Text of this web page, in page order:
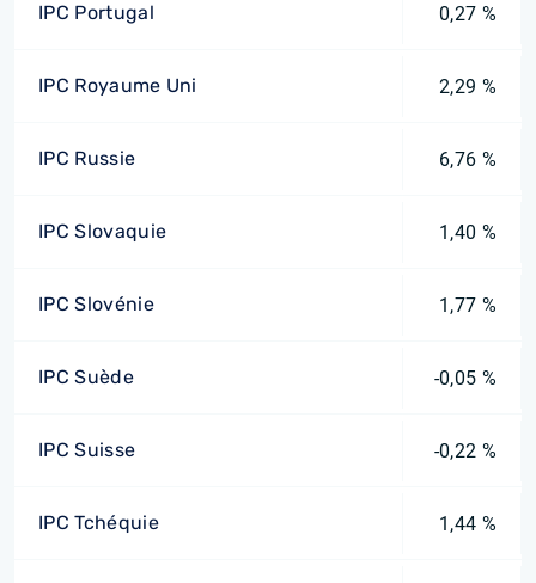
IPC Portugal 0,27 %
IPC Royaume Uni 2,29 %
IPC Russie 6,76 %
IPC Slovaquie 1,40 %
IPC Slovénie 1,77 %
IPC Suède -0,05 %
IPC Suisse -0,22 %
IPC Tchéquie 1,44 %